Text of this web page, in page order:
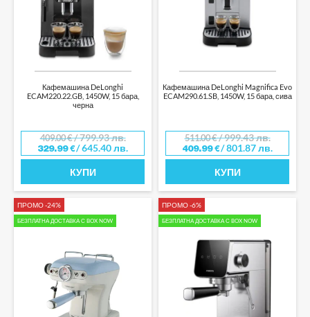
Кафемашина DeLonghi
ECAM220.22.GB, 1450W, 15 бара,
черна
409.00€/ 799.93 лв.
329.99€/ 645.40 лв.
КУПИ
Кафемашина DeLonghi Magnifica Evo
ECAM290.61.SB, 1450W, 15 бара, сива
511.00€/ 999.43 лв.
409.99€/ 801.87 лв.
КУПИ
ПРОМО -24%
БЕЗПЛАТНА ДОСТАВКА С BOX NOW
ПРОМО -6%
БЕЗПЛАТНА ДОСТАВКА С BOX NOW